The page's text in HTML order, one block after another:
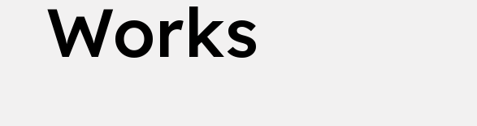
Works